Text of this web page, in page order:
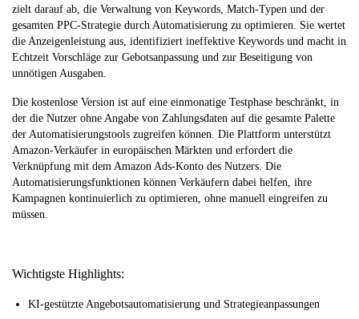
zielt darauf ab, die Verwaltung von Keywords, Match-Typen und der
gesamten PPC-Strategie durch Automatisierung zu optimieren. Sie wertet
die Anzeigenleistung aus, identifiziert ineffektive Keywords und macht in
Echtzeit Vorschläge zur Gebotsanpassung und zur Beseitigung von
unnötigen Ausgaben.
Die kostenlose Version ist auf eine einmonatige Testphase beschränkt, in
der die Nutzer ohne Angabe von Zahlungsdaten auf die gesamte Palette
der Automatisierungstools zugreifen können. Die Plattform unterstützt
Amazon-Verkäufer in europäischen Märkten und erfordert die
Verknüpfung mit dem Amazon Ads-Konto des Nutzers. Die
Automatisierungsfunktionen können Verkäufern dabei helfen, ihre
Kampagnen kontinuierlich zu optimieren, ohne manuell eingreifen zu
müssen.
Wichtigste Highlights:
KI-gestützte Angebotsautomatisierung und Strategieanpassungen